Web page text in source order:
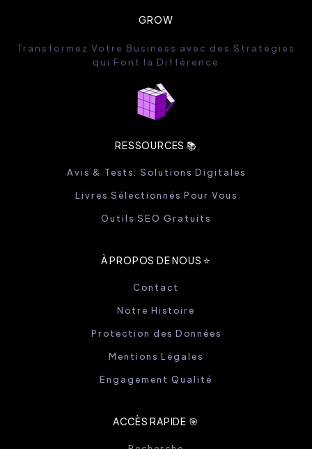
GROW
Transformez Votre Business avec des Stratégies
qui Font la Différence
RESSOURCES 📚
Avis & Tests: Solutions Digitales
Livres Sélectionnés Pour Vous
Outils SEO Gratuits
À PROPOS DE NOUS ⭐️
Contact
Notre Histoire
Protection des Données
Mentions Légales
Engagement Qualité
ACCÈS RAPIDE 🎯